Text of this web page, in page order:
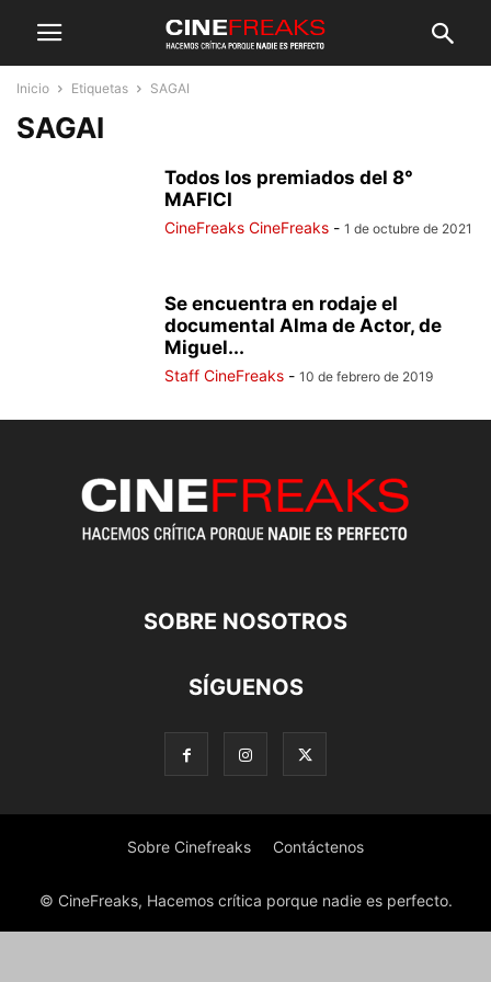
Inicio Etiquetas SAGAI
SAGAI
Todos los premiados del 8°
MAFICI
CineFreaks CineFreaks - 1 de octubre de 2021
Se encuentra en rodaje el
documental Alma de Actor, de
Miguel...
Staff CineFreaks - 10 de febrero de 2019
SOBRE NOSOTROS
SÍGUENOS
Sobre Cinefreaks Contáctenos
© CineFreaks, Hacemos crítica porque nadie es perfecto.